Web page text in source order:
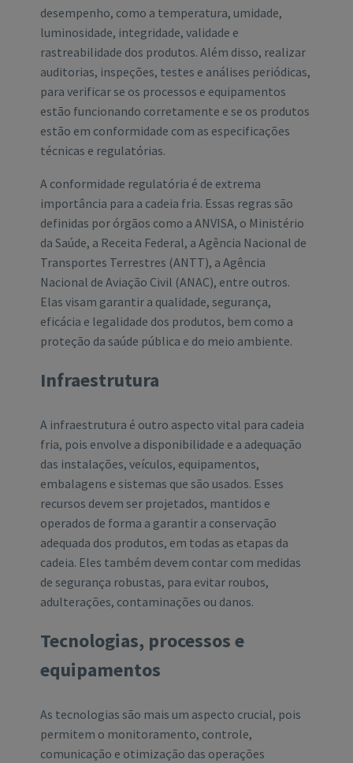
desempenho, como a temperatura, umidade,
luminosidade, integridade, validade e
rastreabilidade dos produtos. Além disso, realizar
auditorias, inspeções, testes e análises periódicas,
para verificar se os processos e equipamentos
estão funcionando corretamente e se os produtos
estão em conformidade com as especificações
técnicas e regulatórias.
A conformidade regulatória é de extrema
importância para a cadeia fria. Essas regras são
definidas por órgãos como a ANVISA, o Ministério
da Saúde, a Receita Federal, a Agência Nacional de
Transportes Terrestres (ANTT), a Agência
Nacional de Aviação Civil (ANAC), entre outros.
Elas visam garantir a qualidade, segurança,
eficácia e legalidade dos produtos, bem como a
proteção da saúde pública e do meio ambiente.
Infraestrutura
A infraestrutura é outro aspecto vital para cadeia
fria, pois envolve a disponibilidade e a adequação
das instalações, veículos, equipamentos,
embalagens e sistemas que são usados. Esses
recursos devem ser projetados, mantidos e
operados de forma a garantir a conservação
adequada dos produtos, em todas as etapas da
cadeia. Eles também devem contar com medidas
de segurança robustas, para evitar roubos,
adulterações, contaminações ou danos.
Tecnologias, processos e
equipamentos
As tecnologias são mais um aspecto crucial, pois
permitem o monitoramento, controle,
comunicação e otimização das operações